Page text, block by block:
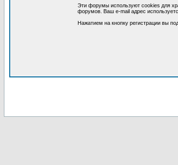
Эти форумы используют cookies для
форумов. Ваш e-mail адрес
Нажатием на кнопку регистрации вы